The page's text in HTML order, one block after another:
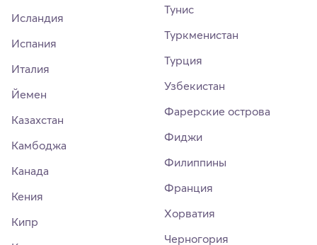
Исландия
Испания
Италия
Йемен
Казахстан
Камбоджа
Канада
Кения
Кипр
Тунис
Туркменистан
Турция
Узбекистан
Фарерские острова
Фиджи
Филиппины
Франция
Хорватия
Черногория